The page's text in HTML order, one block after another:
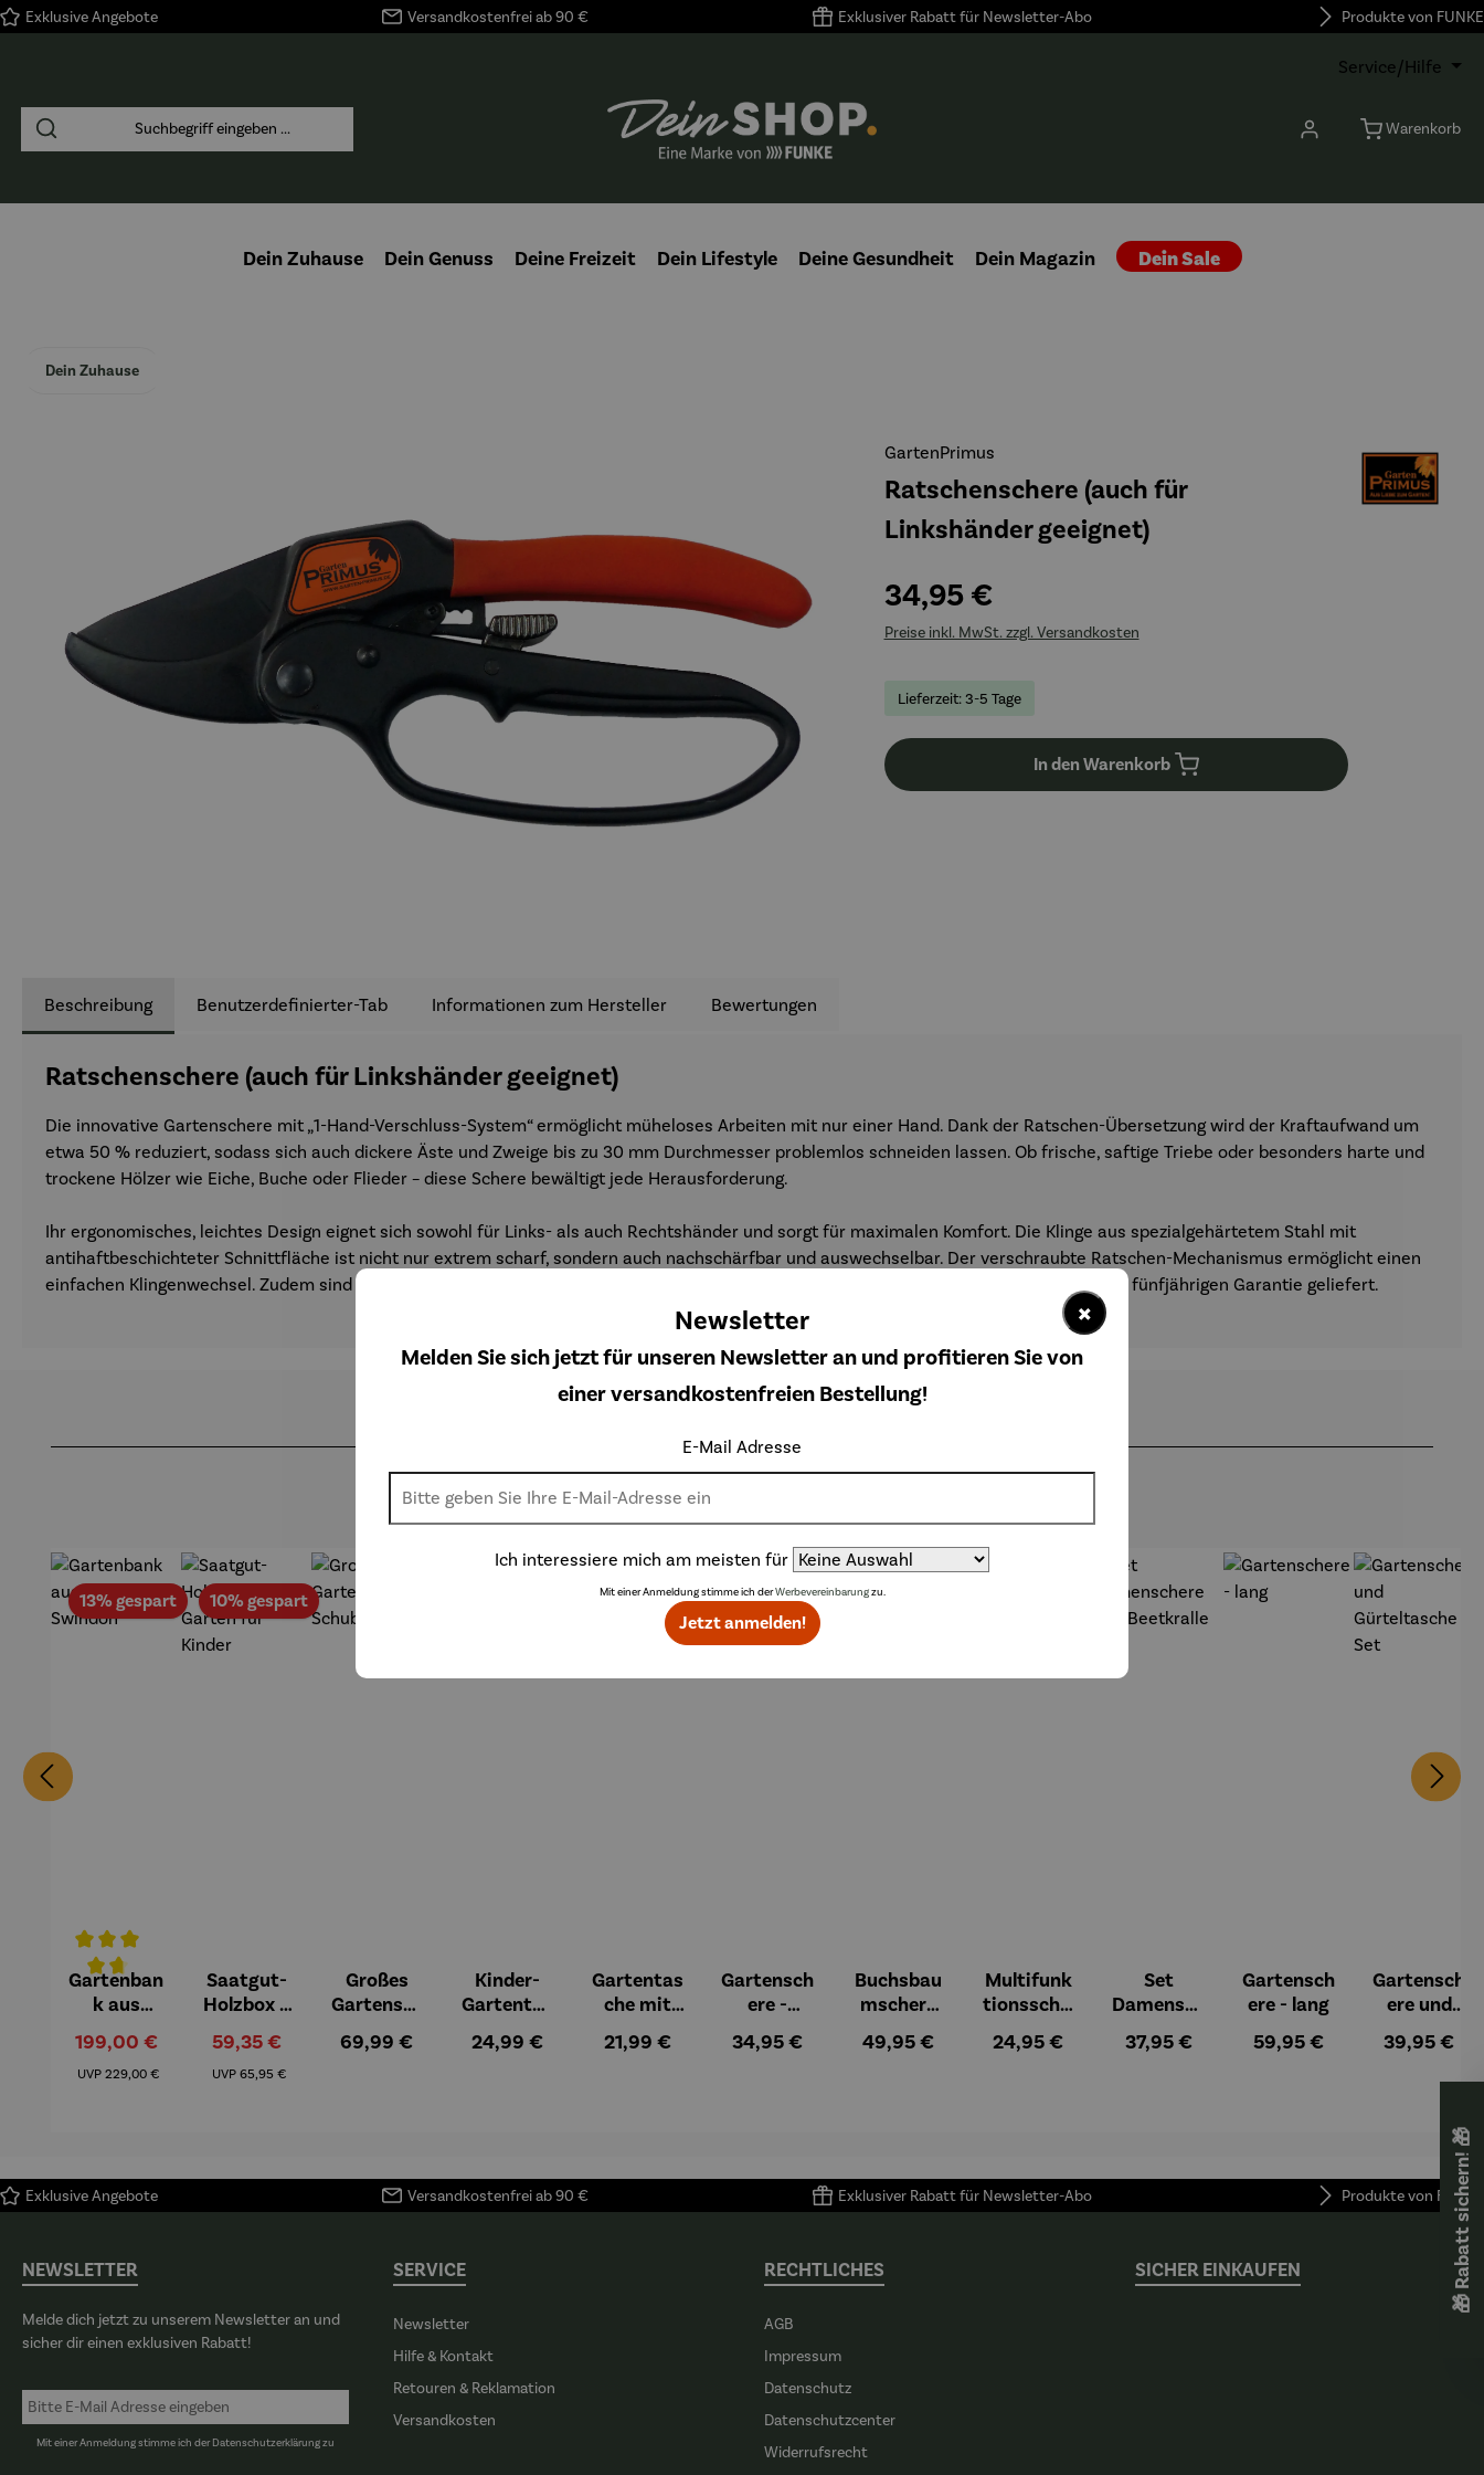
Zur Hauptnavigation springen
Exklusive Angebote Versandkostenfrei ab 90 € Exklusiver Rabatt für Newsletter-Abo Produkte von FUNKE
Service/Hilfe
Warenkorb
Dein Zuhause Dein Genuss Deine Freizeit Dein Lifestyle Deine Gesundheit Dein Magazin Dein Sale
Dein Zuhause
GartenPrimus
Ratschenschere (auch für
Linkshänder geeignet)
34,95 €
Preise inkl. MwSt. zzgl. Versandkosten
Lieferzeit: 3-5 Tage
In den Warenkorb
Beschreibung Benutzerdefinierter-Tab Informationen zum Hersteller Bewertungen
Ratschenschere (auch für Linkshänder geeignet)
Die innovative Gartenschere mit „1-Hand-Verschluss-System“ ermöglicht müheloses Arbeiten mit nur einer Hand. Dank der Ratschen-Übersetzung wird der Kraftaufwand um
etwa 50 % reduziert, sodass sich auch dickere Äste und Zweige bis zu 30 mm Durchmesser problemlos schneiden lassen. Ob frische, saftige Triebe oder besonders harte und
trockene Hölzer wie Eiche, Buche oder Flieder – diese Schere bewältigt jede Herausforderung.
Ihr ergonomisches, leichtes Design eignet sich sowohl für Links- als auch Rechtshänder und sorgt für maximalen Komfort. Die Klinge aus spezialgehärtetem Stahl mit
antihaftbeschichteter Schnittfläche ist nicht nur extrem scharf, sondern auch nachschärfbar und auswechselbar. Der verschraubte Ratschen-Mechanismus ermöglicht einen
einfachen Klingenwechsel. Zudem sind sämtliche Schrauben, Federn und Klingen austauschbar. Die Schere ist rostfrei und wird mit einer fünfjährigen Garantie geliefert.
13% gespartRabatt
Durchschnittliche Bewertung von 4.7 von 5 Sternen
Gartenban
k aus
Swindon
Verkaufspreis:
199,00 €
UVP Regulärer Preis:
229,00 €
10% gespartRabatt
Saatgut-
Holzbox L
für Kinder
Verkaufspreis:
59,35 €
UVP Regulärer Preis:
65,95 €
Großes
Gartenset
Schubkarr
Regulärer Preis:
69,99 €
Kinder-
Gartentas
Gartenwer
Regulärer Preis:
24,99 €
Gartentas
che mit
kzeug
Regulärer Preis:
21,99 €
Gartensch
ere -
t
Regulärer Preis:
34,95 €
Buchsbau
mschere
Regulärer Preis:
49,95 €
Multifunk
tionsschle
Regulärer Preis:
24,95 €
Set
Damensch
Beetkralle
Regulärer Preis:
37,95 €
Gartensch
ere - lang
Regulärer Preis:
59,95 €
Gartensch
ere und
he - Set
Regulärer
39,95 €
Exklusive Angebote Versandkostenfrei ab 90 € Exklusiver Rabatt für Newsletter-Abo Produkte von FUNKE
NEWSLETTER
Melde dich jetzt zu unserem Newsletter an und
sicher dir einen exklusiven Rabatt!
Mit einer Anmeldung stimme ich derDatenschutzerklärungzu
SERVICE
Newsletter
Hilfe & Kontakt
Retouren & Reklamation
Versandkosten
RECHTLICHES
AGB
Impressum
Datenschutz
Datenschutzcenter
Widerrufsrecht
SICHER EINKAUFEN 🎁 Rabatt sichern! 🎁
×
Newsletter
Melden Sie sich jetzt für unseren Newsletter an und profitieren Sie von
einer versandkostenfreien Bestellung!
E-Mail Adresse
Ich interessiere mich am meisten für
Mit einer Anmeldung stimme ich derWerbevereinbarungzu.
Jetzt anmelden!